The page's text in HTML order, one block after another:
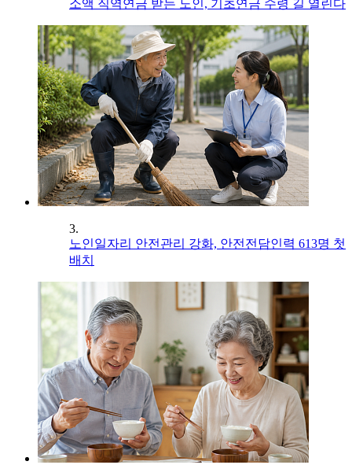
소액 직역연금 받는 노인, 기초연금 수령 길 열린다
3.
노인일자리 안전관리 강화, 안전전담인력 613명 첫
배치